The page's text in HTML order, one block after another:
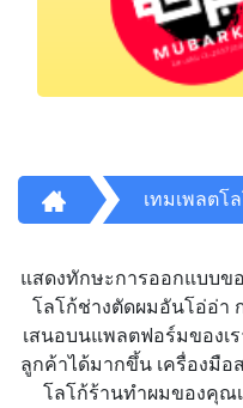
เทมเพลตโ
แสดงทักษะการออกแบบข
โลโก้ช่างตัดผมอันโอ่อ่า
เสนอบนแพลตฟอร์มของเ
ลูกค้าได้มากขึ้น เครื่องมือ
โลโก้ร้านทำผมของคุณ